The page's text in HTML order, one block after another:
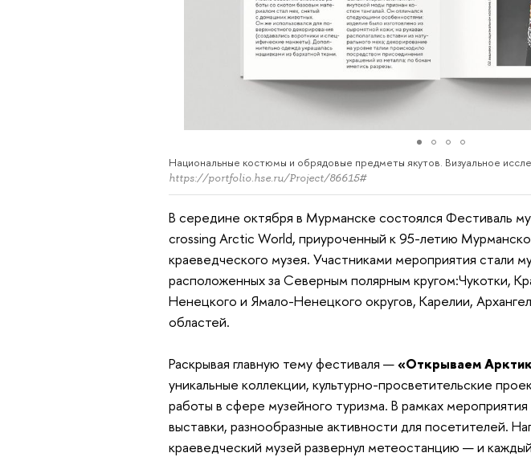
Национальные костюмы и обрядовые предметы якутов. Визуальное
https://portfolio.hse.ru/Project/86615#
В середине октября в Мурманске состоялся Фестиваль
crossing Arctic World, приуроченный к 95-летию
краеведческого музея. Участниками мероприятия стали
расположенных за Северным полярным кругом:Чукотки,
Ненецкого и Ямало-Ненецкого округов, Карелии,
областей.
Раскрывая главную тему фестиваля —«Открываем
уникальные коллекции, культурно-просветительские
работы в сфере музейного туризма. В рамках
выставки, разнообразные активности для посетителей.
краеведческий музей развернул метеостанцию — и